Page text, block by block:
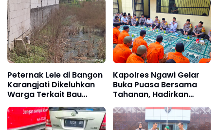
Peternak Lele di Bangon
Karangjati Dikeluhkan
Warga Terkait Bau
Menyengat
Pembuangan Air Limbah
Kolam
Kapolres Ngawi Gelar
Buka Puasa Bersama
Tahanan, Hadirkan
Tausiyah Penuh Makna